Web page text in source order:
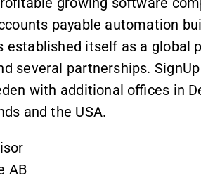
payable automation
established itself as a global
several partnerships.
with additional offices in
and the USA.
AB